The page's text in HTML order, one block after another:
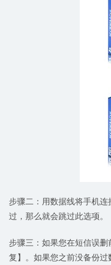
步骤二：用数据线将手机
过，那么就会跳过此选项。
步骤三：如果您在短信误
复】。如果您之前没备份